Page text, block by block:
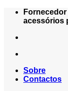
Skip
acessórios
Sobre
Contactos